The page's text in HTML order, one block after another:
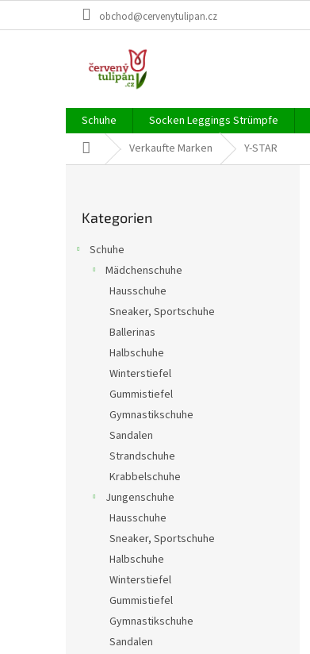
obchod@cervenytulipan.cz
Schuhe Socken Leggings Strümpfe
StartseiteVerkaufte Marken Y-STAR
überspringen
Kategorien
Schuhe
Mädchenschuhe
Hausschuhe
Sneaker, Sportschuhe
Ballerinas
Halbschuhe
Winterstiefel
Gummistiefel
Gymnastikschuhe
Sandalen
Strandschuhe
Krabbelschuhe
Jungenschuhe
Hausschuhe
Sneaker, Sportschuhe
Halbschuhe
Winterstiefel
Gummistiefel
Gymnastikschuhe
Sandalen